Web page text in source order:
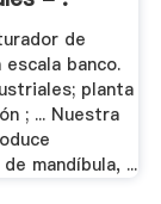
de
escala banco.
planta
; ... Nuestra
mandíbula, ...